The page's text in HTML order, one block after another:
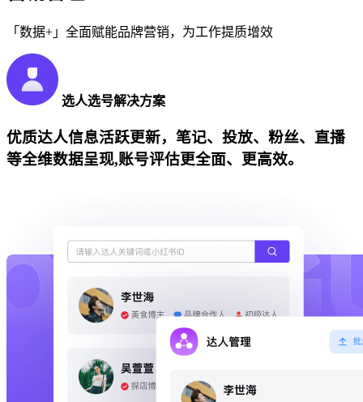
「数据+」全面赋能品牌营销，为工作提质增效
选人选号解决方案
优质达人信息活跃更新，笔记、投放、粉丝、直播
等全维数据呈现,账号评估更全面、更高效。